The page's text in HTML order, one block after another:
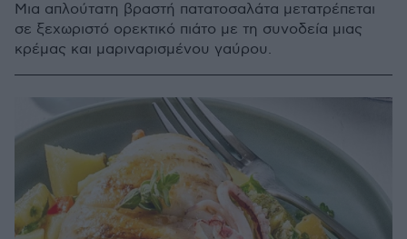
Μια απλούτατη βραστή πατατοσαλάτα μετατρέπεται
σε ξεχωριστό ορεκτικό πιάτο με τη συνοδεία μιας
κρέμας και μαριναρισμένου γαύρου.